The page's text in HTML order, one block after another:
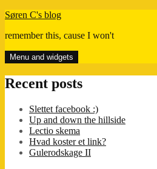
Skip
content
Søren C's blog
remember this, cause I won't
Menu and widgets
Recent posts
Slettet facebook :)
Up and down the hillside
Lectio skema
Hvad koster et link?
Gulerodskage II